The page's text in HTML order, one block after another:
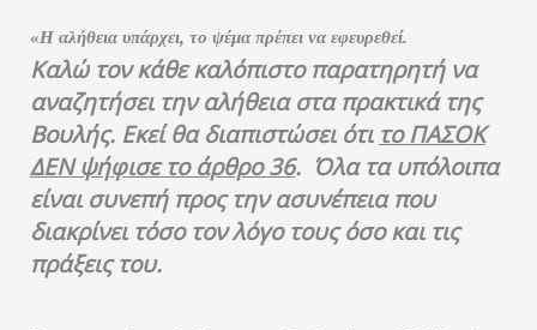
«Η αλήθεια υπάρχει, το ψέμα πρέπει να εφευρεθεί.
Καλώ τον κάθε καλόπιστο παρατηρητή να
αναζητήσει την αλήθεια στα πρακτικά της
Βουλής. Εκεί θα διαπιστώσει ότι το ΠΑΣΟΚ
ΔΕΝ ψήφισε το άρθρο 36. Όλα τα υπόλοιπα
είναι συνεπή προς την ασυνέπεια που
διακρίνει τόσο τον λόγο τους όσο και τις
πράξεις του.